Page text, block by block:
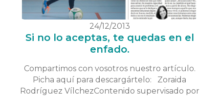
24/12/2013
Si no lo aceptas, te quedas en el
enfado.
Compartimos con vosotros nuestro artículo.
Picha aquí para descargártelo: Zoraida
Rodríguez VílchezContenido supervisado por